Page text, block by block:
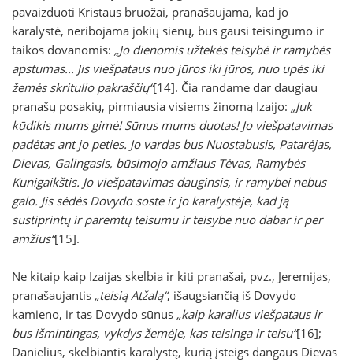
pavaizduoti Kristaus bruožai, pranašaujama, kad jo
karalystė, neribojama jokių sienų, bus gausi teisingumo ir
taikos dovanomis: „Jo dienomis užtekės teisybė ir ramybės
apstumas... Jis viešpataus nuo jūros iki jūros, nuo upės iki
žemės skritulio pakraščių“[14]. Čia randame dar daugiau
pranašų posakių, pirmiausia visiems žinomą Izaijo: „Juk
kūdikis mums gimė! Sūnus mums duotas! Jo viešpatavimas
padėtas ant jo peties. Jo vardas bus Nuostabusis, Patarėjas,
Dievas, Galingasis, būsimojo amžiaus Tėvas, Ramybės
Kunigaikštis. Jo viešpatavimas dauginsis, ir ramybei nebus
galo. Jis sėdės Dovydo soste ir jo karalystėje, kad ją
sustiprintų ir paremtų teisumu ir teisybe nuo dabar ir per
amžius“[15].
Ne kitaip kaip Izaijas skelbia ir kiti pranašai, pvz., Jeremijas,
pranašaujantis „teisią Atžalą“, išaugsiančią iš Dovydo
kamieno, ir tas Dovydo sūnus „kaip karalius viešpataus ir
bus išmintingas, vykdys žemėje, kas teisinga ir teisu“[16];
Danielius, skelbiantis karalystę, kurią įsteigs dangaus Dievas